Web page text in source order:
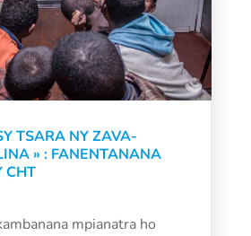
TSARA NY ZAVA-
» : FANENTANANA
CHT
mpianatra ho